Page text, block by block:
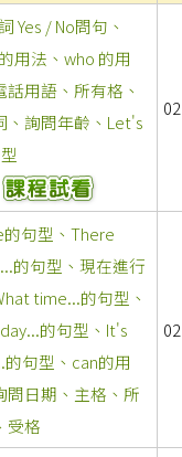
Yes / No問句、
用法、who 的用
話用語、所有格、
、詢問年齡、Let's
句型、There
的句型、現在進行
time...的句型、
的句型、It's
句型、can的用
問日期、主格、所
受格